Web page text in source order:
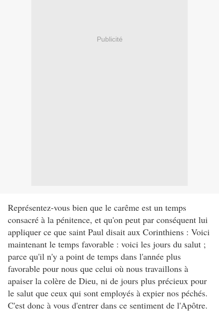
Publicité
Représentez-vous bien que le carême est un temps
consacré à la pénitence, et qu'on peut par conséquent lui
appliquer ce que saint Paul disait aux Corinthiens : Voici
maintenant le temps favorable : voici les jours du salut ;
parce qu'il n'y a point de temps dans l'année plus
favorable pour nous que celui où nous travaillons à
apaiser la colère de Dieu, ni de jours plus précieux pour
le salut que ceux qui sont employés à expier nos péchés.
C'est donc à vous d'entrer dans ce sentiment de l'Apôtre.